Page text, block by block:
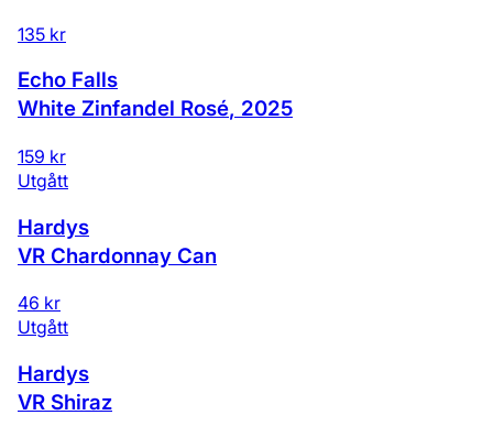
135 kr
Echo Falls
White Zinfandel Rosé, 2025
159 kr
Utgått
Hardys
VR Chardonnay Can
46 kr
Utgått
Hardys
VR Shiraz